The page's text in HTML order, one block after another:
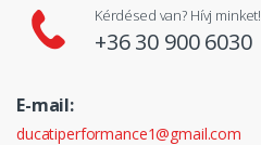
Kérdésed van? Hívj minket!
+36 30 900 6030
E-mail:
ducatiperformance1@gmail.com